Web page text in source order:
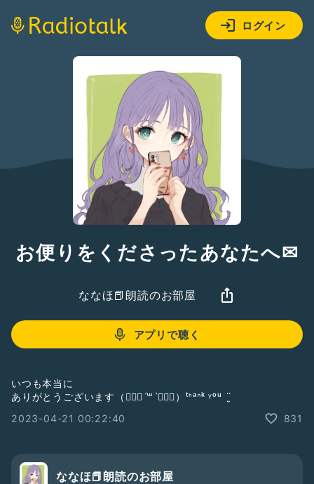
ログイン
お便りをくださったあなたへ✉
ななほ📕朗読のお部屋
アプリで聴く
いつも本当に
ありがとうございます（๑⃙⃘ˊ꒳​ˋ๑⃙⃘）ᵗᑋᵃᐢᵏ ᵞᵒᵘ ¨̮
2023-04-21 00:22:40
831
ななほ📕朗読のお部屋